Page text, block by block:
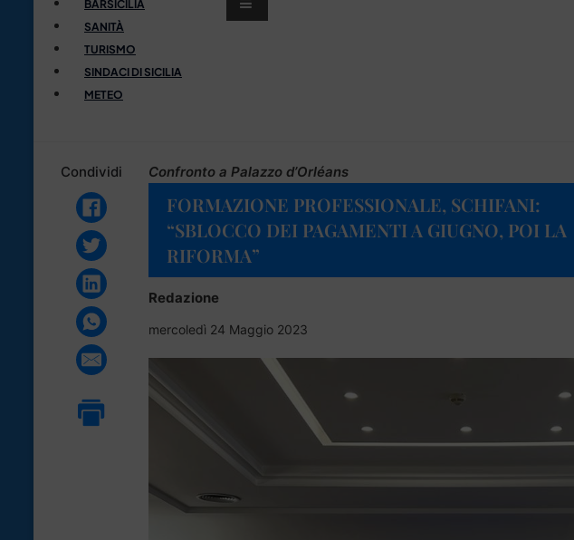
BARSICILIA
SANITÀ
TURISMO
SINDACI DI SICILIA
METEO
Condividi Confronto a Palazzo d’Orléans
FORMAZIONE PROFESSIONALE, SCHIFANI:
“SBLOCCO DEI PAGAMENTI A GIUGNO, POI LA
RIFORMA”
Redazione
mercoledì 24 Maggio 2023